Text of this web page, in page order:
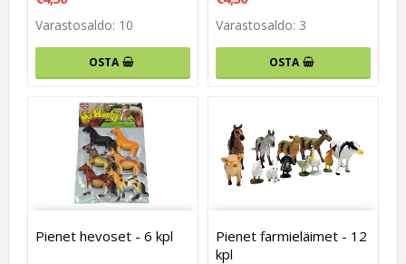
Varastosaldo: 10
OSTA
Varastosaldo: 3
OSTA
Pienet hevoset - 6 kpl
Pienet farmieläimet - 12
kpl